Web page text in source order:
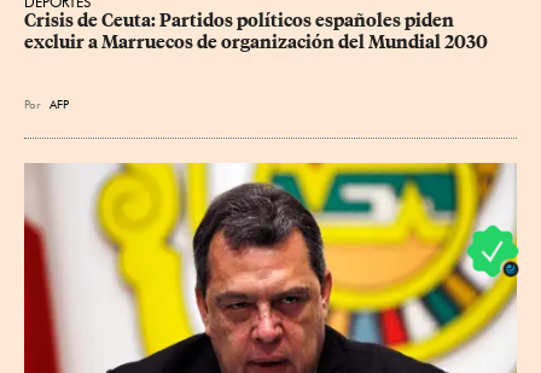
Crisis de Ceuta: Partidos políticos españoles piden
excluir a Marruecos de organización del Mundial 2030
Por AFP